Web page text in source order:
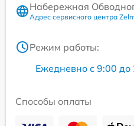
Набережная
Адрес сервисного центра
Режим работы:
Ежедневно с 9:00 до
Способы оплаты